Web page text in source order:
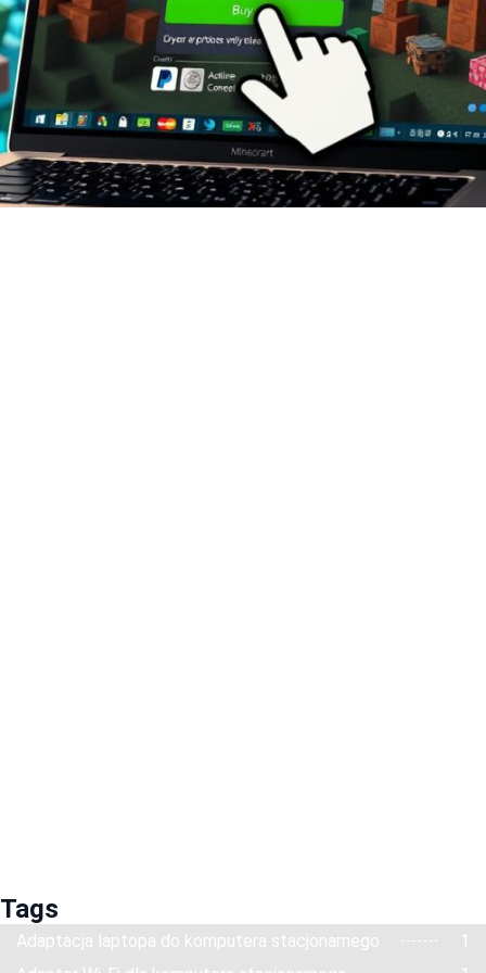
Tags
Adaptacja laptopa do komputera stacjonarnego
1